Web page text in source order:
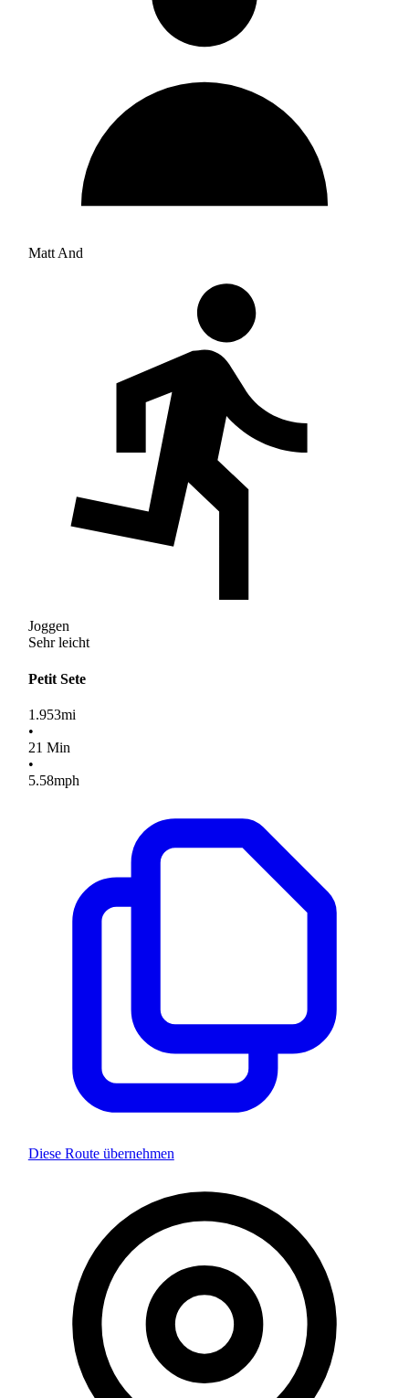
Matt And
Joggen
Sehr leicht
Petit Sete
1.953mi
•
21 Min
•
5.58mph
Diese Route übernehmen